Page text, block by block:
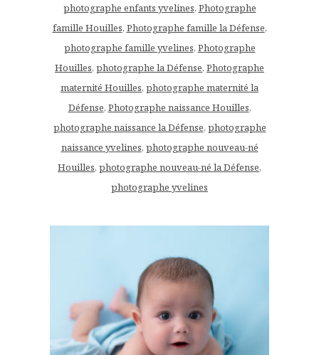
photographe enfants yvelines, Photographe
famille Houilles, Photographe famille la Défense,
photographe famille yvelines, Photographe
Houilles, photographe la Défense, Photographe
maternité Houilles, photographe maternité la
Défense, Photographe naissance Houilles,
photographe naissance la Défense, photographe
naissance yvelines, photographe nouveau-né
Houilles, photographe nouveau-né la Défense,
photographe yvelines